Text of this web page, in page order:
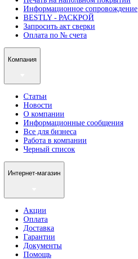
Информационное сопровождение
BESTLY - РАСКРОЙ
Запросить акт сверки
Оплата по № счета
Компания
Статьи
Новости
О компании
Информационные сообщения
Все для бизнеса
Работа в компании
Черный список
Интернет-магазин
Акции
Оплата
Доставка
Гарантии
Документы
Помощь